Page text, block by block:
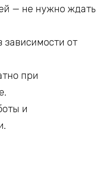
— не нужно ждать
зависимости от
при
и